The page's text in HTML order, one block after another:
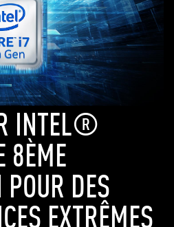
INTEL®
8ÈME
POUR DES
EXTRÊMES